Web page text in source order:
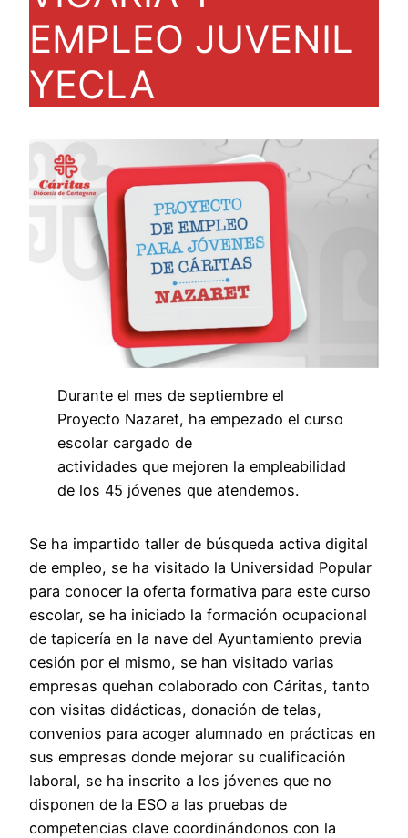
EMPLEO JUVENIL
YECLA
Durante el mes de septiembre el
Proyecto Nazaret, ha empezado el curso
escolar cargado de
actividades que mejoren la empleabilidad
de los 45 jóvenes que atendemos.
Se ha impartido taller de búsqueda activa digital
de empleo, se ha visitado la Universidad Popular
para conocer la oferta formativa para este curso
escolar, se ha iniciado la formación ocupacional
de tapicería en la nave del Ayuntamiento previa
cesión por el mismo, se han visitado varias
empresas quehan colaborado con Cáritas, tanto
con visitas didácticas, donación de telas,
convenios para acoger alumnado en prácticas en
sus empresas donde mejorar su cualificación
laboral, se ha inscrito a los jóvenes que no
disponen de la ESO a las pruebas de
competencias clave coordinándonos con la